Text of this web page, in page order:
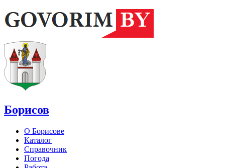
Борисов
О Борисове
Каталог
Справочник
Погода